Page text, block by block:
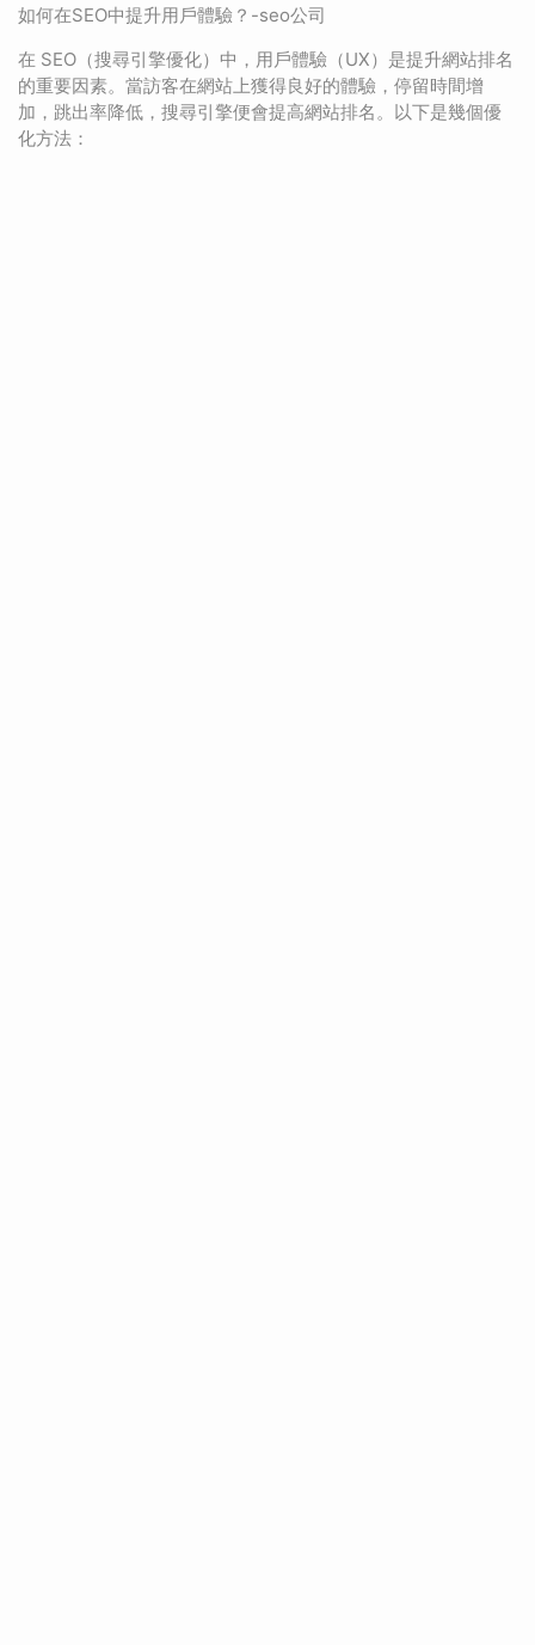
如何在SEO中提升用戶體驗？-seo公司
在 SEO（搜尋引擎優化）中，用戶體驗（UX）是提升網站排名
的重要因素。當訪客在網站上獲得良好的體驗，停留時間增
加，跳出率降低，搜尋引擎便會提高網站排名。以下是幾個優
化方法：